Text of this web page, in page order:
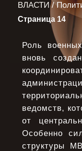
ВЛАСТИ/
Страница 14
Роль
вновь
ведомств,
от
Особенно
структуры